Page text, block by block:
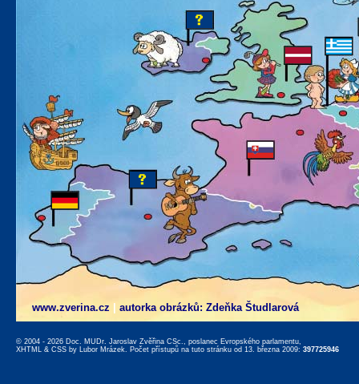
www.zverina.cz autorka obrázků: Zdeňka Študlarová
© 2004 - 2026 Doc. MUDr. Jaroslav Zvěřina CSc., poslanec Evropského parlamentu,
XHTML & CSS by Lubor Mrázek. Počet přístupů na tuto stránku od 13. března 2009: 397725946